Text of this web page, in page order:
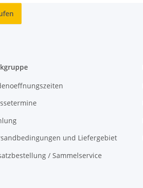
und Liefergebiet
/ Sammelservice